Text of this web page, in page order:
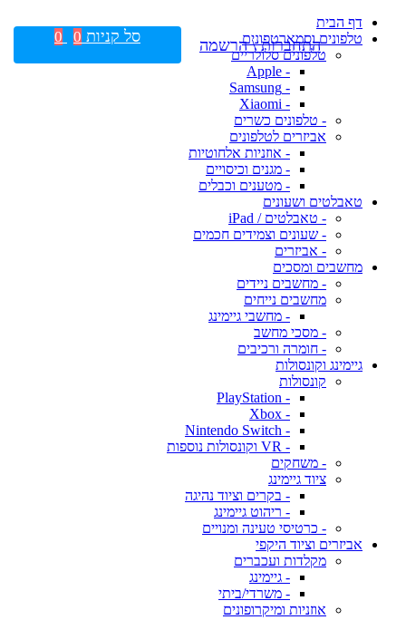
דף הבית
טלפונים וסמארטפונים
טלפונים סלולריים
- Apple
- Samsung
- Xiaomi
- טלפונים כשרים
אביזרים לטלפונים
- אוזניות אלחוטיות
- מגנים וכיסויים
- מטענים וכבלים
טאבלטים ושעונים
- טאבלטים / iPad
- שעונים וצמידים חכמים
- אביזרים
מחשבים ומסכים
- מחשבים ניידים
מחשבים נייחים
- מחשבי גיימינג
- מסכי מחשב
- חומרה ורכיבים
גיימינג וקונסולות
קונסולות
- PlayStation
- Xbox
- Nintendo Switch
- VR וקונסולות נוספות
- משחקים
ציוד גיימינג
- בקרים וציוד נהיגה
- ריהוט גיימינג
- כרטיסי טעינה ומנויים
אביזרים וציוד היקפי
מקלדות ועכברים
- גיימינג
- משרדי/ביתי
אוזניות ומיקרופונים
התחברות \ הרשמה סל קניות 0
0